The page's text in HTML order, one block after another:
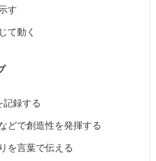
す
て動く
記録する
どで創造性を発揮する
を言葉で伝える